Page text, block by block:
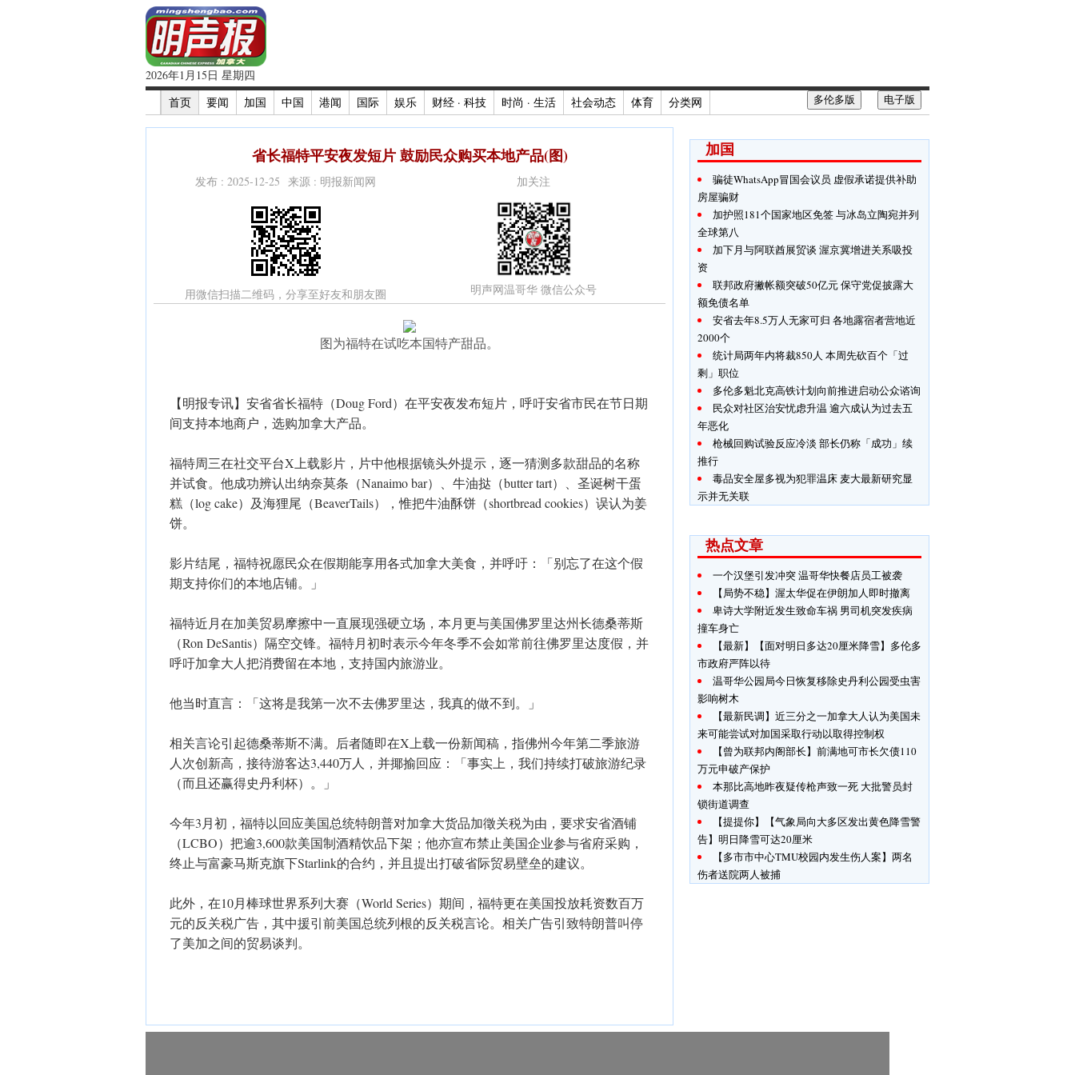
2026年1月15日 星期四
首页
要闻 加国 中国 港闻 国际 娱乐 财经 · 科技 时尚 · 生活 社会动态 体育 分类网 电子版
多伦多版
省长福特平安夜发短片 鼓励民众购买本地产品(图)
发布 : 2025-12-25 来源 : 明报新闻网
用微信扫描二维码，分享至好友和朋友圈
加关注
明声网温哥华 微信公众号
图为福特在试吃本国特产甜品。
【明报专讯】安省省长福特（Doug Ford）在平安夜发布短片，呼吁安省市民在节日期
间支持本地商户，选购加拿大产品。
福特周三在社交平台X上载影片，片中他根据镜头外提示，逐一猜测多款甜品的名称
并试食。他成功辨认出纳奈莫条（Nanaimo bar）、牛油挞（butter tart）、圣诞树干蛋
糕（log cake）及海狸尾（BeaverTails），惟把牛油酥饼（shortbread cookies）误认为姜
饼。
影片结尾，福特祝愿民众在假期能享用各式加拿大美食，并呼吁：「别忘了在这个假
期支持你们的本地店铺。」
福特近月在加美贸易摩擦中一直展现强硬立场，本月更与美国佛罗里达州长德桑蒂斯
（Ron DeSantis）隔空交锋。福特月初时表示今年冬季不会如常前往佛罗里达度假，并
呼吁加拿大人把消费留在本地，支持国内旅游业。
他当时直言：「这将是我第一次不去佛罗里达，我真的做不到。」
相关言论引起德桑蒂斯不满。后者随即在X上载一份新闻稿，指佛州今年第二季旅游
人次创新高，接待游客达3,440万人，并揶揄回应：「事实上，我们持续打破旅游纪录
（而且还赢得史丹利杯）。」
今年3月初，福特以回应美国总统特朗普对加拿大货品加徵关税为由，要求安省酒铺
（LCBO）把逾3,600款美国制酒精饮品下架；他亦宣布禁止美国企业参与省府采购，
终止与富豪马斯克旗下Starlink的合约，并且提出打破省际贸易壁垒的建议。
此外，在10月棒球世界系列大赛（World Series）期间，福特更在美国投放耗资数百万
元的反关税广告，其中援引前美国总统列根的反关税言论。相关广告引致特朗普叫停
了美加之间的贸易谈判。
加国
骗徒WhatsApp冒国会议员 虚假承诺提供补助
房屋骗财
加护照181个国家地区免签 与冰岛立陶宛并列
全球第八
加下月与阿联酋展贸谈 渥京冀增进关系吸投
资
联邦政府撇帐额突破50亿元 保守党促披露大
额免债名单
安省去年8.5万人无家可归 各地露宿者营地近
2000个
统计局两年内将裁850人 本周先砍百个「过
剩」职位
多伦多魁北克高铁计划向前推进启动公众谘询
民众对社区治安忧虑升温 逾六成认为过去五
年恶化
枪械回购试验反应冷淡 部长仍称「成功」续
推行
毒品安全屋多视为犯罪温床 麦大最新研究显
示并无关联
热点文章
一个汉堡引发冲突 温哥华快餐店员工被袭
【局势不稳】渥太华促在伊朗加人即时撤离
卑诗大学附近发生致命车祸 男司机突发疾病
撞车身亡
【最新】【面对明日多达20厘米降雪】多伦多
市政府严阵以待
温哥华公园局今日恢复移除史丹利公园受虫害
影响树木
【最新民调】近三分之一加拿大人认为美国未
来可能尝试对加国采取行动以取得控制权
【曾为联邦内阁部长】前满地可市长欠债110
万元申破产保护
本那比高地昨夜疑传枪声致一死 大批警员封
锁街道调查
【提提你】【气象局向大多区发出黄色降雪警
告】明日降雪可达20厘米
【多市市中心TMU校园内发生伤人案】两名
伤者送院两人被捕